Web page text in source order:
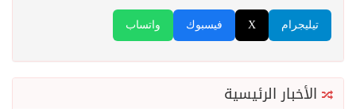
واتساب فيسبوك X تيليجرام
الأخبار الرئيسية